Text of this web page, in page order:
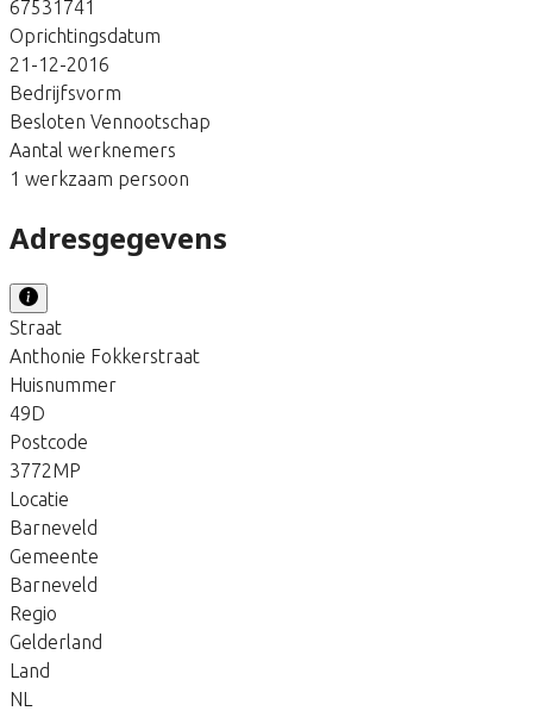
67531741
Oprichtingsdatum
21-12-2016
Bedrijfsvorm
Besloten Vennootschap
Aantal werknemers
1 werkzaam persoon
Adresgegevens
Straat
Anthonie Fokkerstraat
Huisnummer
49D
Postcode
3772MP
Locatie
Barneveld
Gemeente
Barneveld
Regio
Gelderland
Land
NL